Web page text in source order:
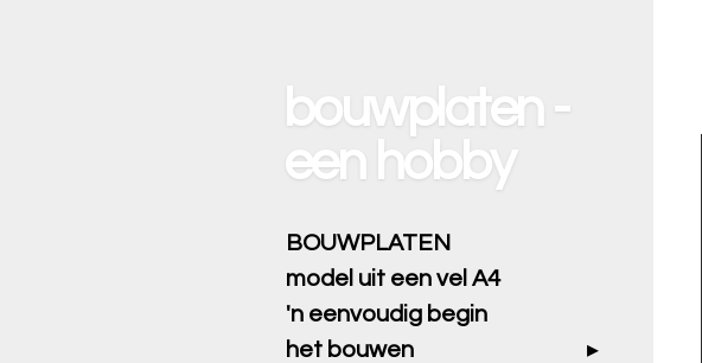
bouwplaten -
een hobby
BOUWPLATEN
model uit een vel A4
'n eenvoudig begin
het bouwen